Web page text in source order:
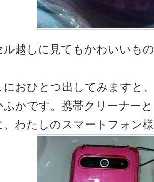
ル越しに見てもかわいいも
におひとつ出してみますと
ふかです。携帯クリーナー
、わたしのスマートフォン